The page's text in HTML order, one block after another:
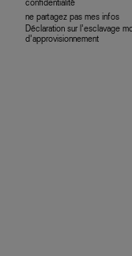
confidentialité
ne partagez pas mes infos
Déclaration sur l’esclavage
d’approvisionnement